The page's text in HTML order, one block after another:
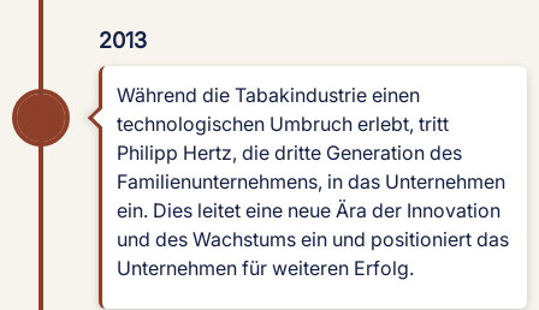
2013
Während die Tabakindustrie einen
technologischen Umbruch erlebt, tritt
Philipp Hertz, die dritte Generation des
Familienunternehmens, in das Unternehmen
ein. Dies leitet eine neue Ära der Innovation
und des Wachstums ein und positioniert das
Unternehmen für weiteren Erfolg.